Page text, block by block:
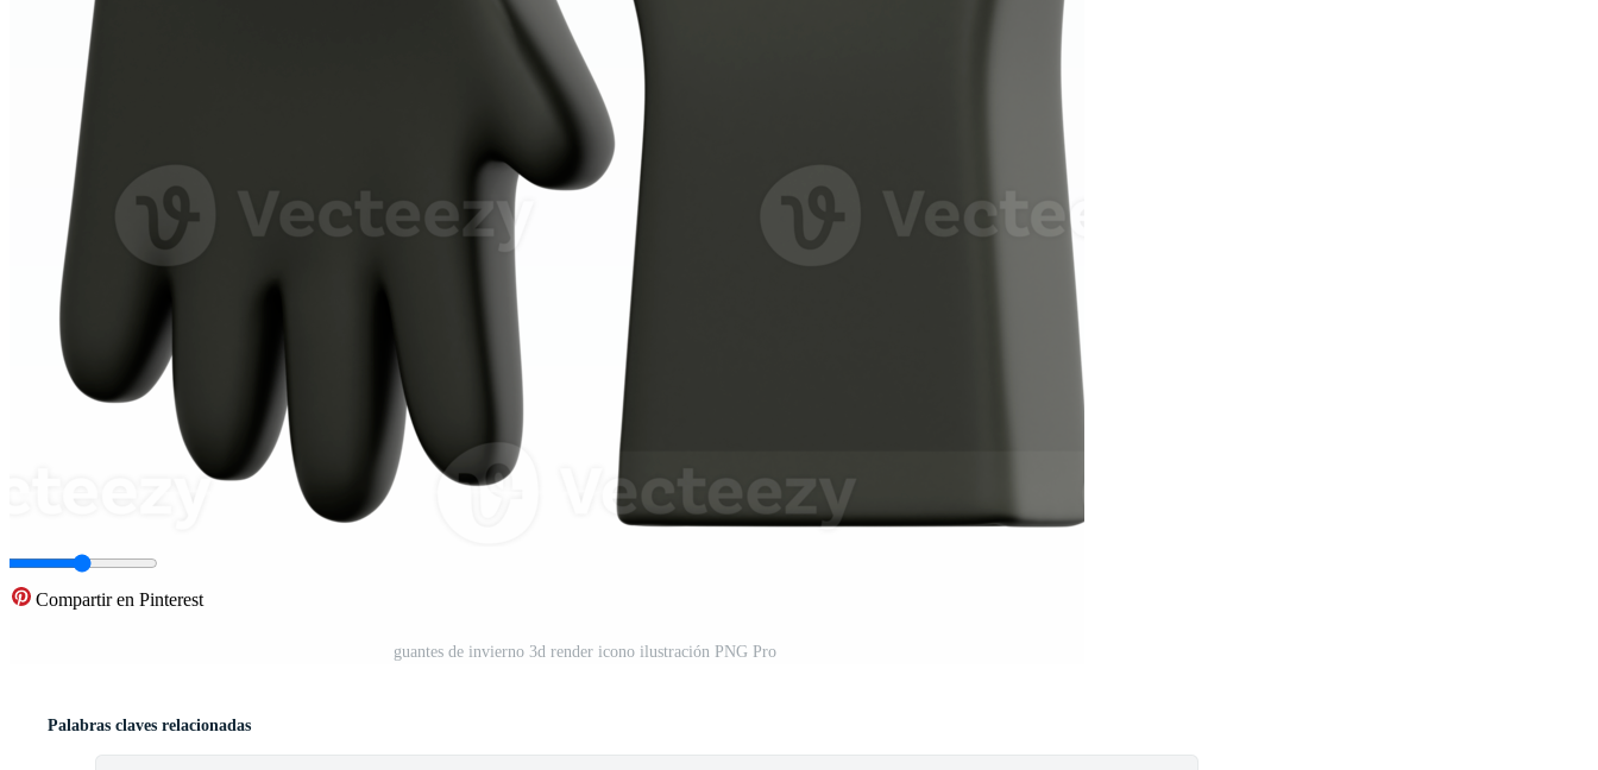
Compartir en Pinterest
guantes de invierno 3d render icono ilustración PNG Pro
Palabras claves relacionadas